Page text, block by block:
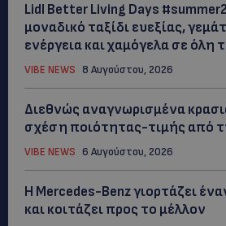
Lidl Better Living Days
μοναδικό ταξίδι ευεξίας,
ενέργεια και χαμόγελα σε όλη
VIBE NEWS 8 Αυγούστου, 2026
Διεθνώς αναγνωρισμένα
σχέση ποιότητας-τιμής από
VIBE NEWS 6 Αυγούστου, 2026
Η Mercedes-Benz γιορτάζει
και κοιτάζει προς το μέλλον